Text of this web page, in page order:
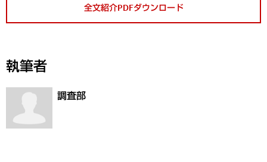
全文紹介PDFダウンロード
執筆者
調査部